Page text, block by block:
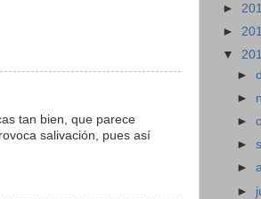
tan bien, que parece
salivación, pues así
►
►
▼
►
►
►
►
►
►